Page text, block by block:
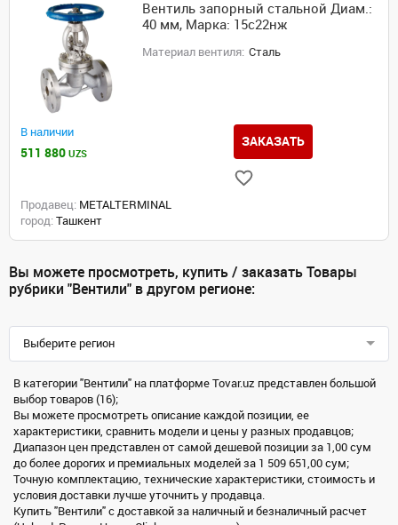
Вентиль запорный стальной Диам.:
40 мм, Марка: 15с22нж
Материал вентиля: Сталь
В наличии
511 880 UZS
ЗАКАЗАТЬ
Продавец: METALTERMINAL
город: Ташкент
Вы можете просмотреть, купить / заказать Товары
рубрики "Вентили" в другом регионе:
Выберите регион
В категории "Вентили" на платформе Tovar.uz представлен большой
выбор товаров (16);
Вы можете просмотреть описание каждой позиции, ее
характеристики, сравнить модели и цены у разных продавцов;
Диапазон цен представлен от самой дешевой позиции за 1,00 сум
до более дорогих и премиальных моделей за 1 509 651,00 сум;
Точную комплектацию, технические характеристики, стоимость и
условия доставки лучше уточнить у продавца.
Купить "Вентили" с доставкой за наличный и безналичный расчет